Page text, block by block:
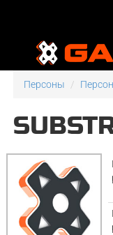
Персоны